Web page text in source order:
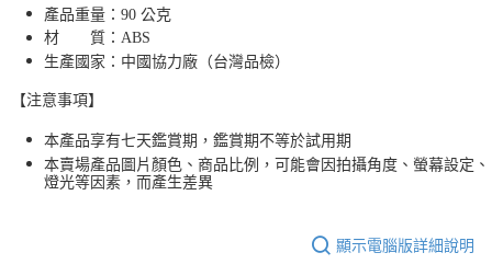
產品重量：90 公克
材 質：ABS
生產國家：中國協力廠（台灣品檢）
【注意事項】
本產品享有七天鑑賞期，鑑賞期不等於試用期
本賣場產品圖片顏色、商品比例，可能會因拍攝角度、螢幕設定、
燈光等因素，而產生差異
顯示電腦版詳細說明